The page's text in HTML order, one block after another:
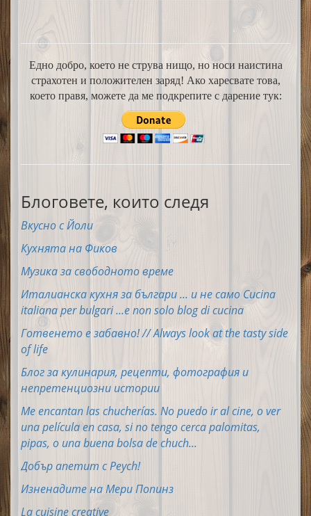
Едно добро, което не струва нищо, но носи наистина
страхотен и положителен заряд! Ако харесвате това,
което правя, можете да ме подкрепите с дарение тук:
Блоговете, които следя
Вкусно с Йоли
Кухнята на Фиков
Музика за свободното време
Италианска кухня за българи ... и не само Cucina
italiana per bulgari ...e non solo blog di cucina
Готвенето е забавно! // Always look at the tasty side
of life
Блог за кулинария, рецепти, фотография и
непретенциозни истории
Me encantan las chucherías. No puedo ir al cine, o ver
una película en casa, si no tengo cerca palomitas,
pipas, o una buena bolsa de chuch...
Добър апетит с Peych!
Изненадите на Мери Попинз
La cuisine creative